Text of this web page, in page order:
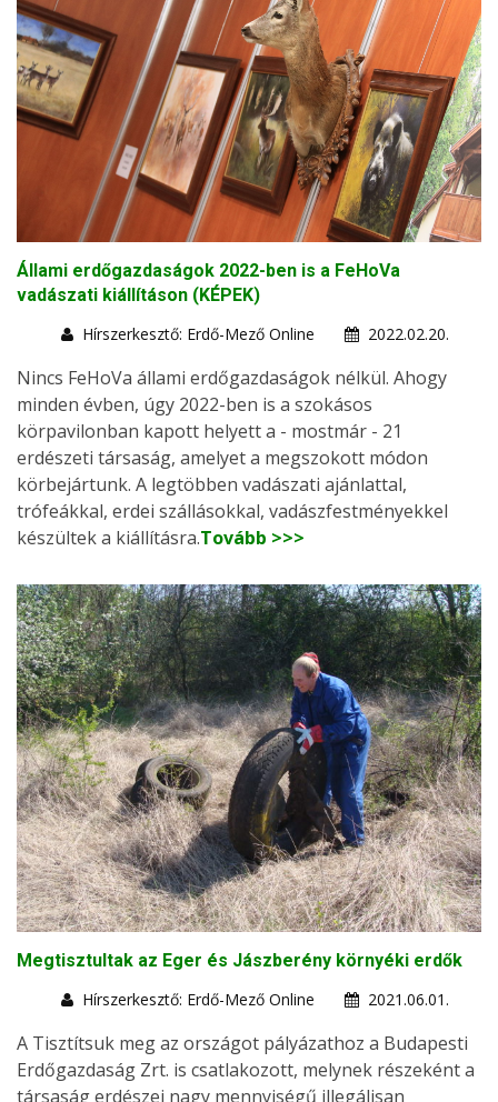
Állami erdőgazdaságok 2022-ben is a FeHoVa
vadászati kiállításon (KÉPEK)
Hírszerkesztő: Erdő-Mező Online
2022.02.20.
Nincs FeHoVa állami erdőgazdaságok nélkül. Ahogy
minden évben, úgy 2022-ben is a szokásos
körpavilonban kapott helyett a - mostmár - 21
erdészeti társaság, amelyet a megszokott módon
körbejártunk. A legtöbben vadászati ajánlattal,
trófeákkal, erdei szállásokkal, vadászfestményekkel
készültek a kiállításra.Tovább >>>
Megtisztultak az Eger és Jászberény környéki erdők
Hírszerkesztő: Erdő-Mező Online
2021.06.01.
A Tisztítsuk meg az országot pályázathoz a Budapesti
Erdőgazdaság Zrt. is csatlakozott, melynek részeként a
társaság erdészei nagy mennyiségű illegálisan